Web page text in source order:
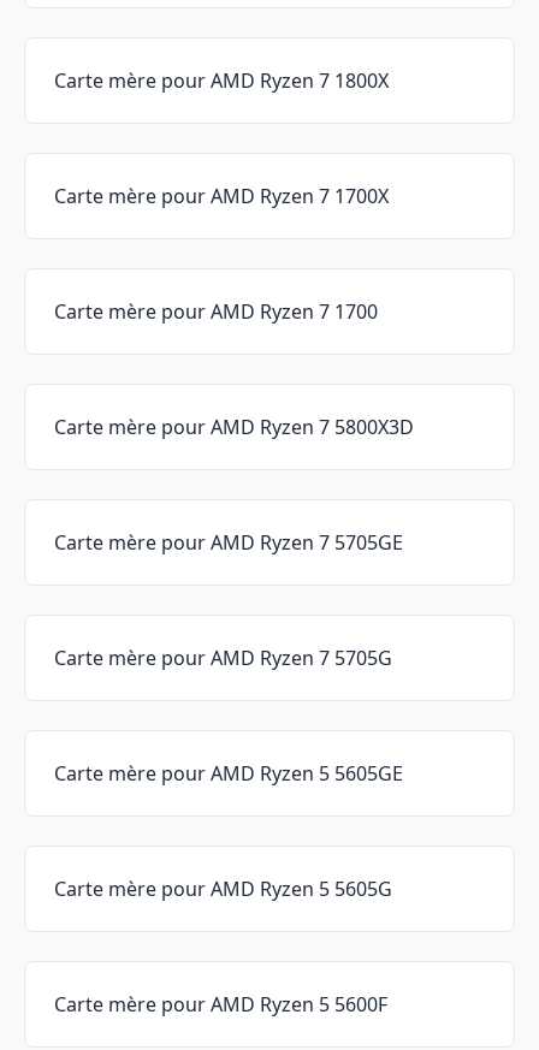
Carte mère pour AMD Ryzen 7 1800X
Carte mère pour AMD Ryzen 7 1700X
Carte mère pour AMD Ryzen 7 1700
Carte mère pour AMD Ryzen 7 5800X3D
Carte mère pour AMD Ryzen 7 5705GE
Carte mère pour AMD Ryzen 7 5705G
Carte mère pour AMD Ryzen 5 5605GE
Carte mère pour AMD Ryzen 5 5605G
Carte mère pour AMD Ryzen 5 5600F